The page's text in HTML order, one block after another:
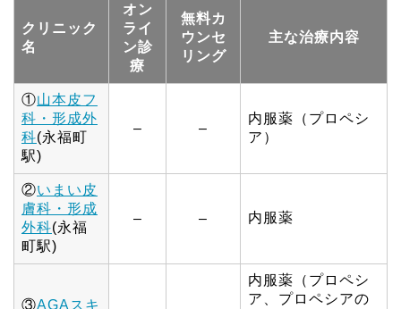
クリニック
名
オン
ライ
ン診
療
無料カ
ウンセ
リング
主な治療内容
①山本皮フ
科・形成外
科(永福町
駅)
– –
内服薬（プロペシ
ア）
②いまい皮
膚科・形成
外科(永福
町駅)
– – 内服薬
③AGAスキ
内服薬（プロペシ
ア、プロペシアの